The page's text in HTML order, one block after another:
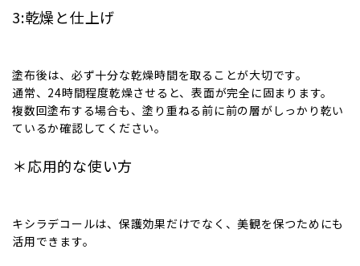
3:乾燥と仕上げ
塗布後は、必ず十分な乾燥時間を取ることが大切です。
通常、24時間程度乾燥させると、表面が完全に固まります。
複数回塗布する場合も、塗り重ねる前に前の層がしっかり乾い
ているか確認してください。
＊応用的な使い方
キシラデコールは、保護効果だけでなく、美観を保つためにも
活用できます。